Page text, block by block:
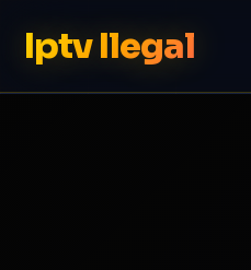
Iptv Ilegal